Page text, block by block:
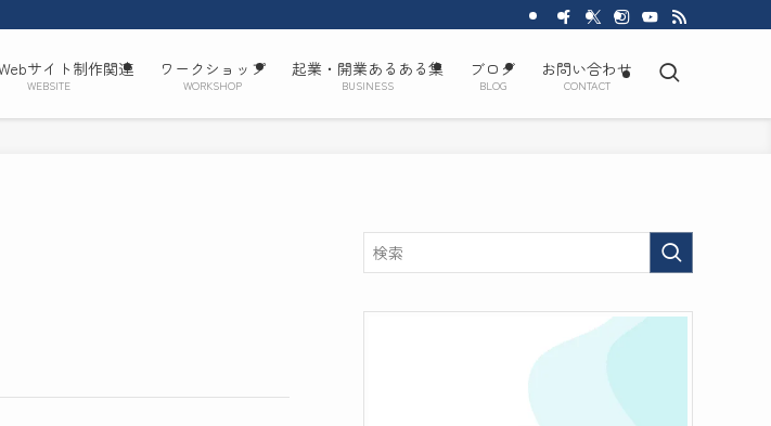
サイト制作関連
WEBSITE
ワークショップ
WORKSHOP
起業・開業あるある集
BUSINESS
ブログ
BLOG
お問い合わせ
CONTACT